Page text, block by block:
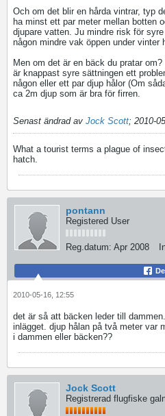
Och om det blir en hårda vintrar, typ
ha minst ett par meter mellan botten
djupare vatten. Ju mindre risk för
någon mindre vak öppen under vinter
Men om det är en bäck du pratar
är knappast syre sättningen ett
någon eller ett par djup hålor (Om
ca 2m djup som är bra för firren.
Senast ändrad av Jock Scott; 2010-
What a tourist terms a plague of
hatch.
pontann
Registered User
Reg.datum: Apr 2008
2010-05-16, 12:55
det är så att bäcken leder till
inlägget. djup hålan på två meter var
i dammen eller bäcken??
Jock Scott
Registrerad flugfiske